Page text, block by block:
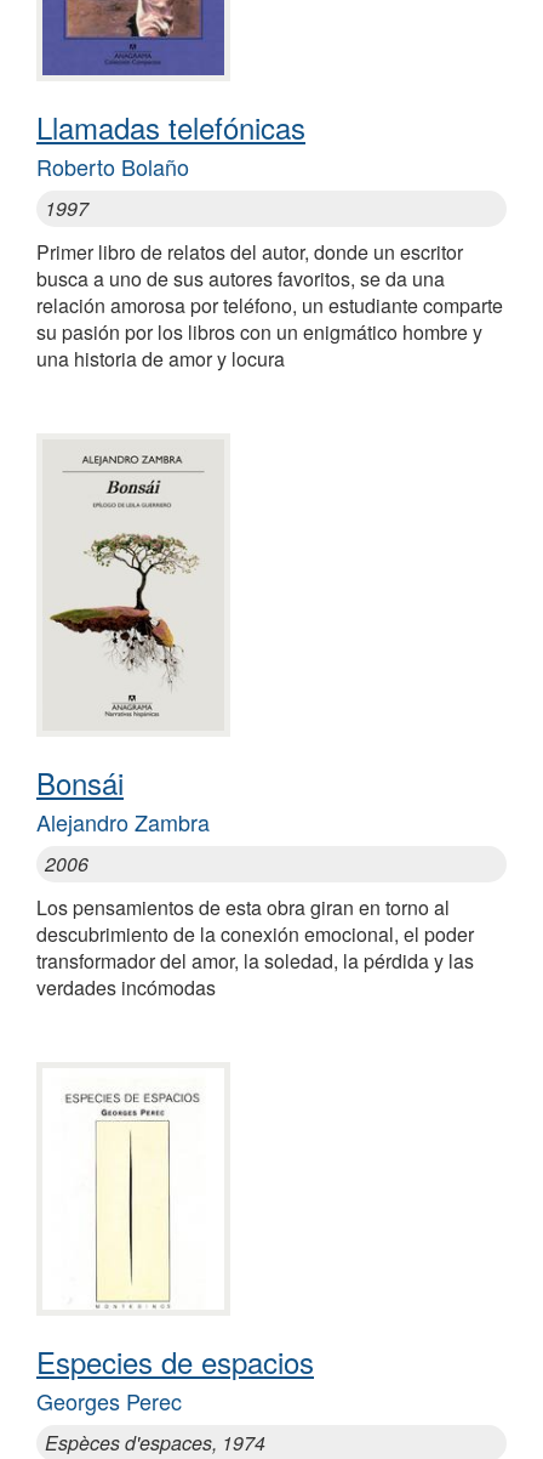
Llamadas telefónicas
Roberto Bolaño
1997
Primer libro de relatos del autor, donde un escritor
busca a uno de sus autores favoritos, se da una
relación amorosa por teléfono, un estudiante comparte
su pasión por los libros con un enigmático hombre y
una historia de amor y locura
Bonsái
Alejandro Zambra
2006
Los pensamientos de esta obra giran en torno al
descubrimiento de la conexión emocional, el poder
transformador del amor, la soledad, la pérdida y las
verdades incómodas
Especies de espacios
Georges Perec
Espèces d'espaces, 1974